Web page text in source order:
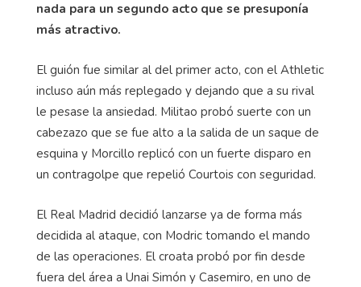
nada para un segundo acto que se presuponía
más atractivo.
El guión fue similar al del primer acto, con el Athletic
incluso aún más replegado y dejando que a su rival
le pesase la ansiedad. Militao probó suerte con un
cabezazo que se fue alto a la salida de un saque de
esquina y Morcillo replicó con un fuerte disparo en
un contragolpe que repelió Courtois con seguridad.
El Real Madrid decidió lanzarse ya de forma más
decidida al ataque, con Modric tomando el mando
de las operaciones. El croata probó por fin desde
fuera del área a Unai Simón y Casemiro, en uno de